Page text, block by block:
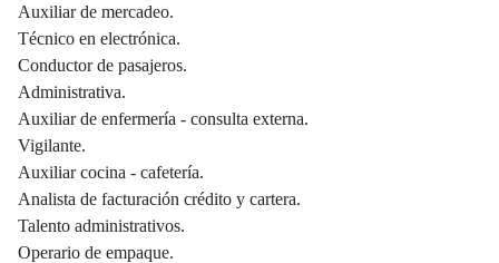
Auxiliar de mercadeo.
Técnico en electrónica.
Conductor de pasajeros.
Administrativa.
Auxiliar de enfermería - consulta externa.
Vigilante.
Auxiliar cocina - cafetería.
Analista de facturación crédito y cartera.
Talento administrativos.
Operario de empaque.